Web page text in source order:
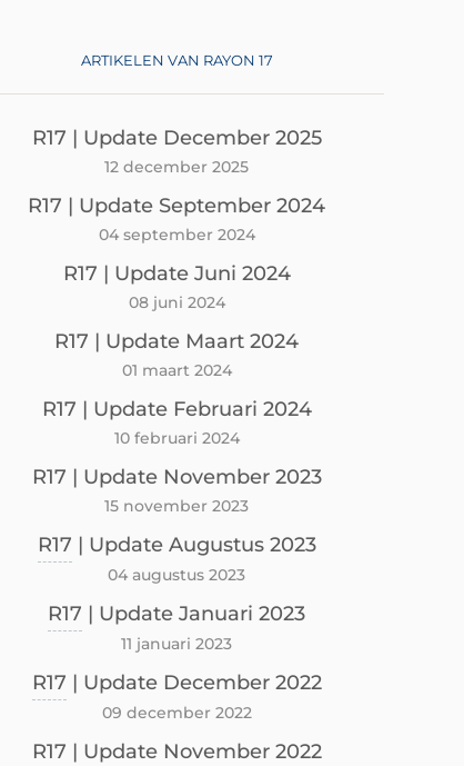
ARTIKELEN VAN RAYON 17
R17 | Update December 2025
12 december 2025
R17 | Update September 2024
04 september 2024
R17 | Update Juni 2024
08 juni 2024
R17 | Update Maart 2024
01 maart 2024
R17 | Update Februari 2024
10 februari 2024
R17 | Update November 2023
15 november 2023
R17 | Update Augustus 2023
04 augustus 2023
R17 | Update Januari 2023
11 januari 2023
R17 | Update December 2022
09 december 2022
R17 | Update November 2022